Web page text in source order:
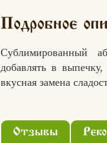
Подробное
Сублимированный
добавлять в
вкусная замена
Отзывы